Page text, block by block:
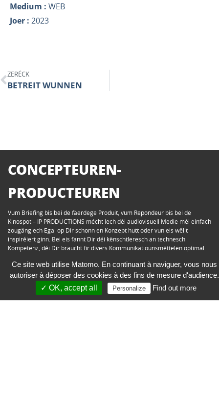
Medium : WEB
Joer : 2023
ZERÉCK
BETREIT WUNNEN
CONCEPTEUREN-
PRODUCTEUREN
Vum Briefing bis bei de fäerdege Produit, vum Repondeur bis bei de
Kinospot – IP PRODUCTIONS mécht Iech déi audiovisuell Medie méi einfach
zougänglech Egal op Dir schonn en Konzept hutt oder vun eis wëllt
inspiréiert ginn. Bei eis fannt Dir déi kënschtleresch an technesch
Kompetenz, déi Dir braucht fir divers Kommunikatiounsmëttelen optimal
IP Luxembourg Sàrl
Ce site web utilise Matomo. En continuant à naviguer, vous nous
autoriser à déposer des cookies à des fins de mesure d'audience.
✓ OK, accept all
Personalize Find out more